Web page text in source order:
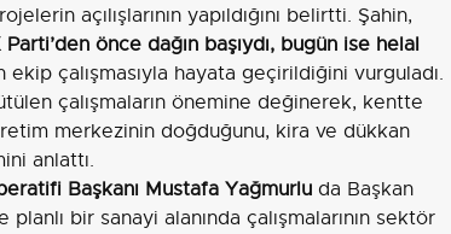
açılışlarının yapıldığını belirtti. Şahin,
Parti’den önce dağın başıydı, bugün ise helal
çalışmasıyla hayata geçirildiğini vurguladı.
çalışmaların önemine değinerek, kentte
merkezinin doğduğunu, kira ve dükkan
anlattı.
Başkanı Mustafa Yağmurlu da Başkan
bir sanayi alanında çalışmalarının sektör